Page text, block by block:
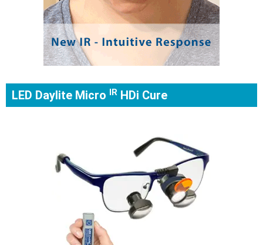
LED Daylite Micro IR HDi Cure